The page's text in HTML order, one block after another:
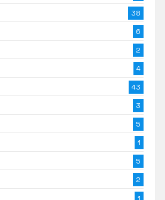
38
6
2
4
43
3
5
1
5
2
1